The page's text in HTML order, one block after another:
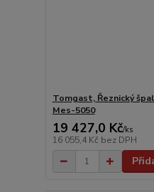
Tomgast, Řeznický
Mes-5050
19 427,0 Kč/ks
16 055,4 Kč bez DPH